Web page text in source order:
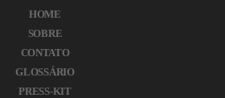
HOME
SOBRE
CONTATO
GLOSSÁRIO
PRESS-KIT